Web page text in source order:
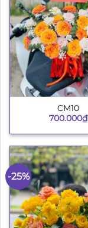
CM10
700.000₫
-25%